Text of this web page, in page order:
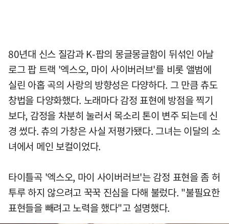
80년대 신스 질감과 K-팝의 몽글몽글함이 뒤섞인 아날
로그 팝 트랙 '엑스오, 마이 사이버러브'를 비롯 앨범에
실린 아홉 곡의 사랑의 방향성은 다양하다. 그 만큼 츄도
창법을 다양화했다. 노래마다 감정 표현에 방점을 찍기
보다, 감정을 차분히 눌러서 목소리 톤이 변주 되는데 신
경 썼다. 츄의 가창은 사실 저평가됐다. 그녀는 이달의 소
녀에서 메인 보컬이었다.
타이틀곡 '엑스오, 마이 사이버러브'는 감정 표현을 좀 허
투루 하지 않으려고 꾹꾹 진심을 다해 불렀다. "불필요한
표현들을 빼려고 노력을 했다"고 설명했다.